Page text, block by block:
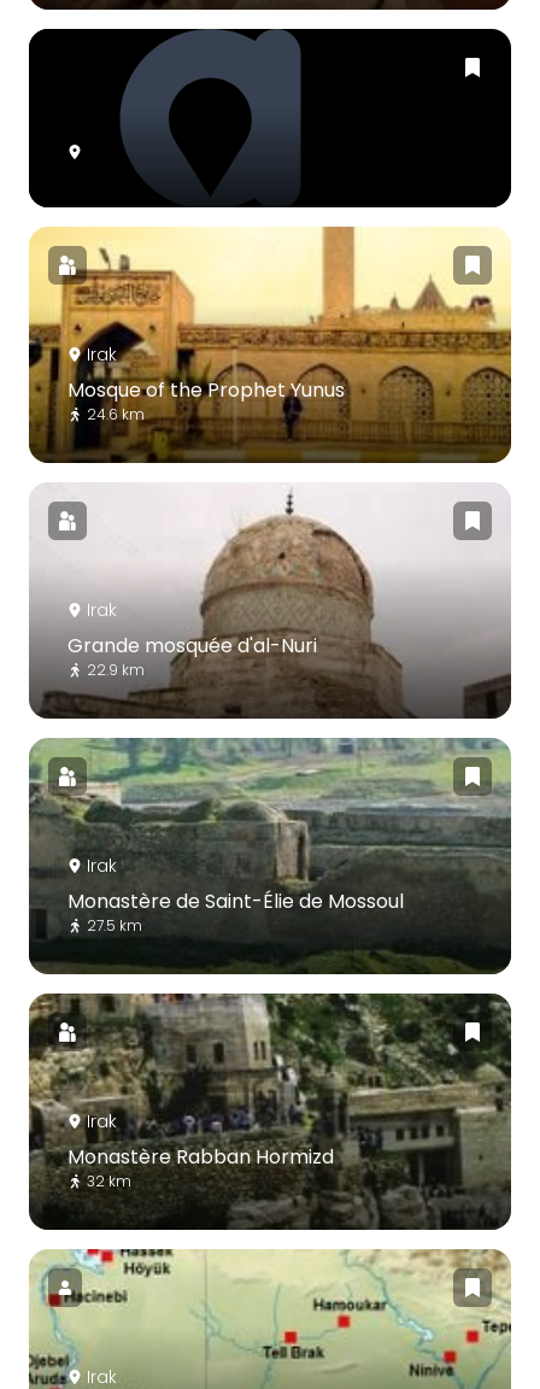
Irak
Mosque of the Prophet Yunus
24.6 km
Irak
Grande mosquée d'al-Nuri
22.9 km
Irak
Monastère de Saint-Élie de Mossoul
27.5 km
Irak
Monastère Rabban Hormizd
32 km
Irak